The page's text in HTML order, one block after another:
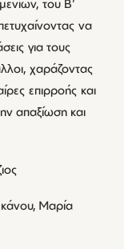
του Β’
να
για τους
χαράζοντας
επιρροής και
απαξίωση και
Μαρία